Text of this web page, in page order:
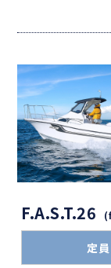
F.A.S.T.26
定員